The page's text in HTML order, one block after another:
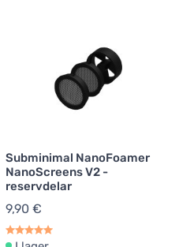
Subminimal NanoFoamer
NanoScreens V2 -
reservdelar
9,90 €